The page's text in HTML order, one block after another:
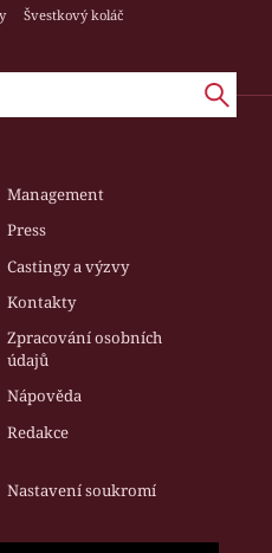
Švestkový koláč
Management
Press
Castingy a výzvy
Kontakty
Zpracování osobních
údajů
Nápověda
Redakce
Nastavení soukromí